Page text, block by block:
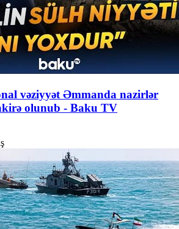
vəziyyət Əmmanda nazirlər
olunub - Baku TV